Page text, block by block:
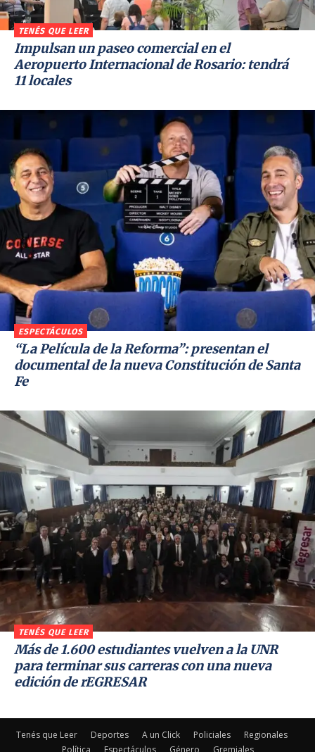
TENÉS QUE LEER
Impulsan un paseo comercial en el
Aeropuerto Internacional de Rosario: tendrá
11 locales
ESPECTÁCULOS
“La Película de la Reforma”: presentan el
documental de la nueva Constitución de Santa
Fe
TENÉS QUE LEER
Más de 1.600 estudiantes vuelven a la UNR
para terminar sus carreras con una nueva
edición de rEGRESAR
Tenés que Leer Deportes A un Click Policiales
Regionales
Política
Espectáculos Género Gremiales